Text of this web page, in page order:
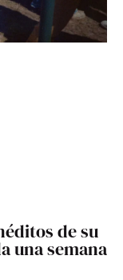
de su
una semana